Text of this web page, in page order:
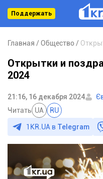
Поддержать
Главная Общество
Открытки и
2024
21:16, 16 декабря 2024
Читать UA RU
1KR.UA в Telegram